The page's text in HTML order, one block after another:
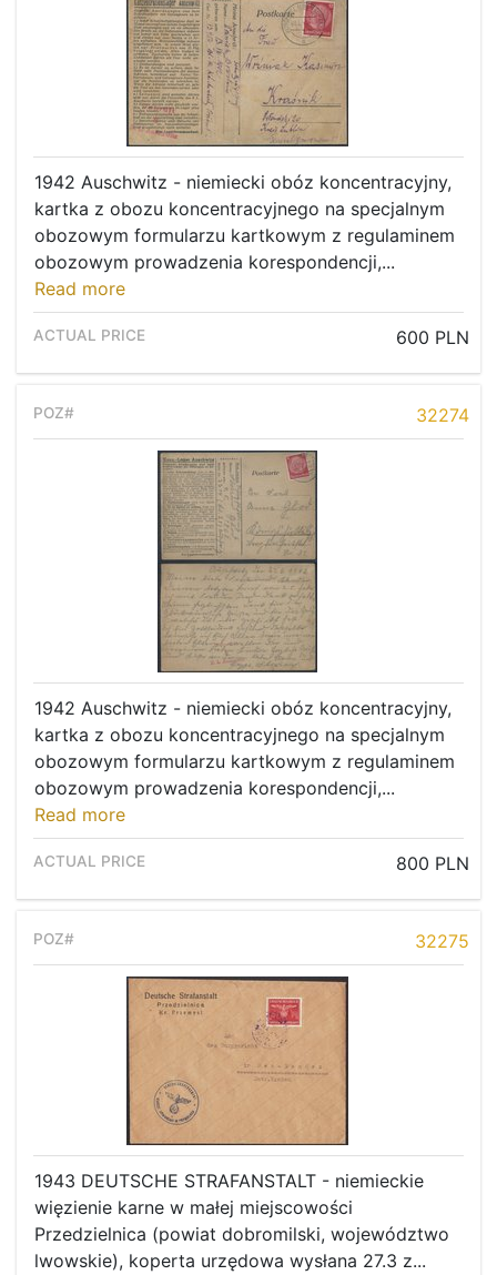
1942 Auschwitz - niemiecki obóz koncentracyjny,
kartka z obozu koncentracyjnego na specjalnym
obozowym formularzu kartkowym z regulaminem
obozowym prowadzenia korespondencji,...
Read more
600 PLN
32274
1942 Auschwitz - niemiecki obóz koncentracyjny,
kartka z obozu koncentracyjnego na specjalnym
obozowym formularzu kartkowym z regulaminem
obozowym prowadzenia korespondencji,...
Read more
800 PLN
32275
1943 DEUTSCHE STRAFANSTALT - niemieckie
więzienie karne w małej miejscowości
Przedzielnica (powiat dobromilski, województwo
lwowskie), koperta urzędowa wysłana 27.3 z...